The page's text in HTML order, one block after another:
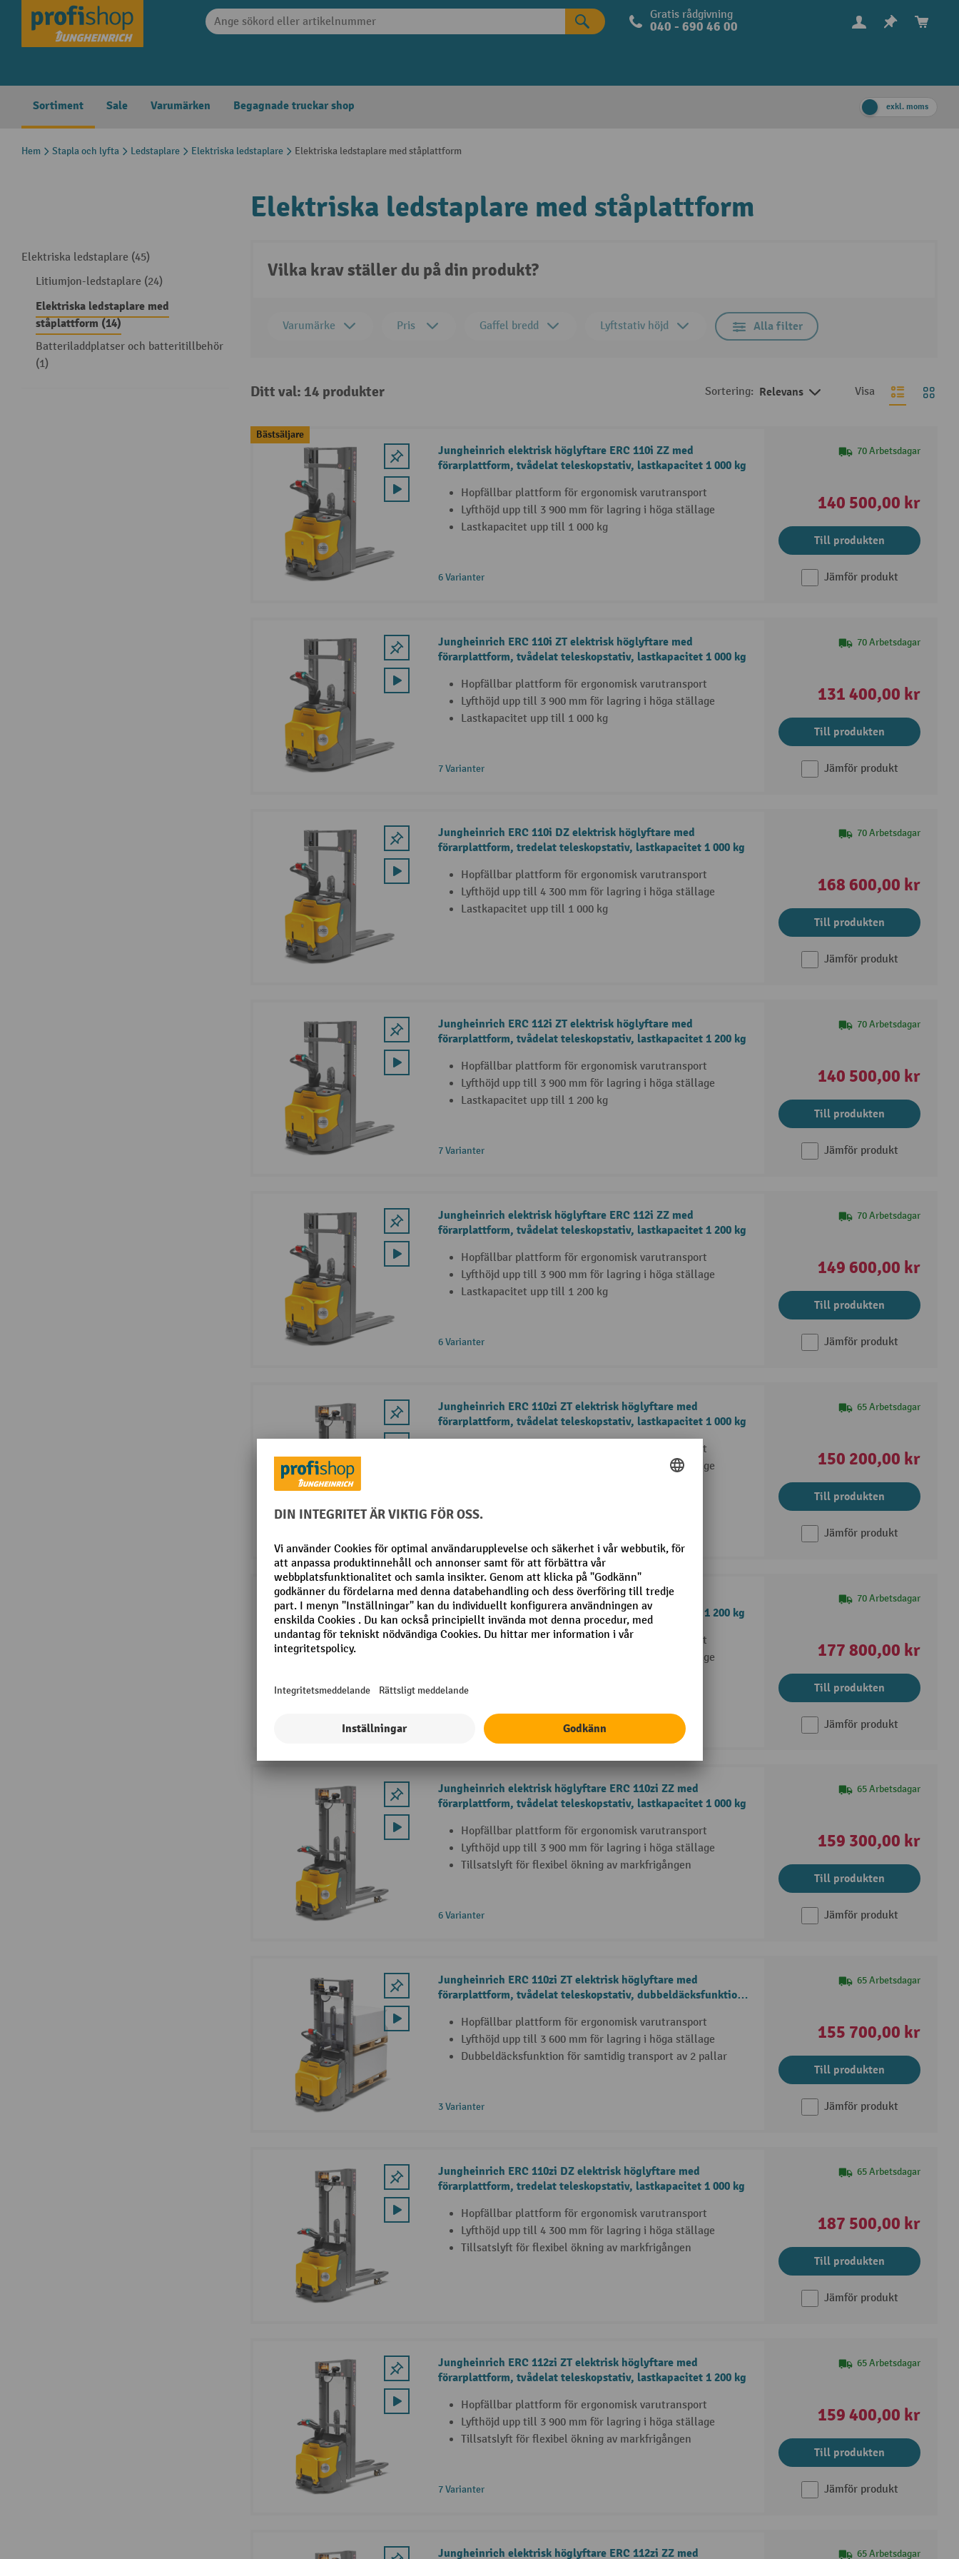
Hoppa till huvudnavigering Gratis rådgivning
040 - 690 46 00
Sortiment Sale Varumärken Begagnade truckar shop exkl. moms
Hem Stapla och lyfta Ledstaplare Elektriska ledstaplare Elektriska ledstaplare med ståplattform
Elektriska ledstaplare (45)
Litiumjon-ledstaplare (24)
Elektriska ledstaplare med
ståplattform (14)
Batteriladdplatser och batteritillbehör
(1)
Elektriska ledstaplare med ståplattform
Vilka krav ställer du på din produkt?
Varumärke Pris Gaffel bredd Lyftstativ höjd Alla filter
Ditt val: 14 produkter Sortering: Relevans Visa
Bästsäljare
Jungheinrich elektrisk höglyftare ERC 110i ZZ med
förarplattform, tvådelat teleskopstativ, lastkapacitet 1 000 kg
Hopfällbar plattform för ergonomisk varutransport
Lyfthöjd upp till 3 900 mm för lagring i höga ställage
Lastkapacitet upp till 1 000 kg
6 Varianter
70 Arbetsdagar
140 500,00 kr
Till produkten
Jämför produkt
Jungheinrich ERC 110i ZT elektrisk höglyftare med
förarplattform, tvådelat teleskopstativ, lastkapacitet 1 000 kg
Hopfällbar plattform för ergonomisk varutransport
Lyfthöjd upp till 3 900 mm för lagring i höga ställage
Lastkapacitet upp till 1 000 kg
7 Varianter
70 Arbetsdagar
131 400,00 kr
Till produkten
Jämför produkt
Jungheinrich ERC 110i DZ elektrisk höglyftare med
förarplattform, tredelat teleskopstativ, lastkapacitet 1 000 kg
Hopfällbar plattform för ergonomisk varutransport
Lyfthöjd upp till 4 300 mm för lagring i höga ställage
Lastkapacitet upp till 1 000 kg
70 Arbetsdagar
168 600,00 kr
Till produkten
Jämför produkt
Jungheinrich ERC 112i ZT elektrisk höglyftare med
förarplattform, tvådelat teleskopstativ, lastkapacitet 1 200 kg
Hopfällbar plattform för ergonomisk varutransport
Lyfthöjd upp till 3 900 mm för lagring i höga ställage
Lastkapacitet upp till 1 200 kg
7 Varianter
70 Arbetsdagar
140 500,00 kr
Till produkten
Jämför produkt
Jungheinrich elektrisk höglyftare ERC 112i ZZ med
förarplattform, tvådelat teleskopstativ, lastkapacitet 1 200 kg
Hopfällbar plattform för ergonomisk varutransport
Lyfthöjd upp till 3 900 mm för lagring i höga ställage
Lastkapacitet upp till 1 200 kg
6 Varianter
70 Arbetsdagar
149 600,00 kr
Till produkten
Jämför produkt
Jungheinrich ERC 110zi ZT elektrisk höglyftare med
förarplattform, tvådelat teleskopstativ, lastkapacitet 1 000 kg
Hopfällbar plattform för ergonomisk varutransport
Lyfthöjd upp till 3 900 mm för lagring i höga ställage
65 Arbetsdagar
150 200,00 kr
Till produkten
Jämför produkt
Jungheinrich ERC 112i DZ elektrisk höglyftare med
förarplattform, tredelat teleskopstativ, lastkapacitet 1 200 kg
Hopfällbar plattform för ergonomisk varutransport
Lyfthöjd upp till 4 300 mm för lagring i höga ställage
2 Varianter
70 Arbetsdagar
177 800,00 kr
Till produkten
Jämför produkt
Jungheinrich elektrisk höglyftare ERC 110zi ZZ med
förarplattform, tvådelat teleskopstativ, lastkapacitet 1 000 kg
Hopfällbar plattform för ergonomisk varutransport
Lyfthöjd upp till 3 900 mm för lagring i höga ställage
Tillsatslyft för flexibel ökning av markfrigången
6 Varianter
65 Arbetsdagar
159 300,00 kr
Till produkten
Jämför produkt
Jungheinrich ERC 110zi ZT elektrisk höglyftare med
förarplattform, tvådelat teleskopstativ, dubbeldäcksfunktion,
Hopfällbar plattform för ergonomisk varutransport
Lyfthöjd upp till 3 600 mm för lagring i höga ställage
Dubbeldäcksfunktion för samtidig transport av 2 pallar
3 Varianter
65 Arbetsdagar
155 700,00 kr
Till produkten
Jämför produkt
Jungheinrich ERC 110zi DZ elektrisk höglyftare med
förarplattform, tredelat teleskopstativ, lastkapacitet 1 000 kg
Hopfällbar plattform för ergonomisk varutransport
Lyfthöjd upp till 4 300 mm för lagring i höga ställage
Tillsatslyft för flexibel ökning av markfrigången
65 Arbetsdagar
187 500,00 kr
Till produkten
Jämför produkt
Jungheinrich ERC 112zi ZT elektrisk höglyftare med
förarplattform, tvådelat teleskopstativ, lastkapacitet 1 200 kg
Hopfällbar plattform för ergonomisk varutransport
Lyfthöjd upp till 3 900 mm för lagring i höga ställage
Tillsatslyft för flexibel ökning av markfrigången
7 Varianter
65 Arbetsdagar
159 400,00 kr
Till produkten
Jämför produkt
Jungheinrich elektrisk höglyftare ERC 112zi ZZ med 65 Arbetsdagar